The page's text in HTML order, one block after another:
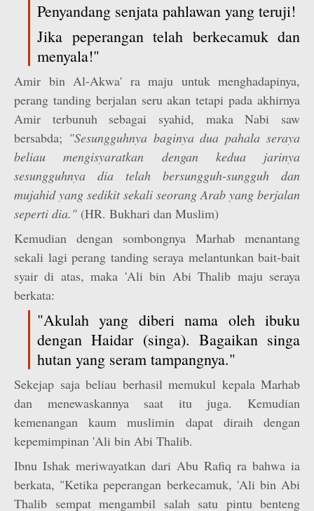
Penyandang senjata pahlawan yang teruji!
Jika peperangan telah berkecamuk dan
menyala!"
Amir bin Al-Akwa' ra maju untuk menghadapinya,
perang tanding berjalan seru akan tetapi pada akhirnya
Amir terbunuh sebagai syahid, maka Nabi saw
bersabda; "Sesungguhnya baginya dua pahala seraya
beliau mengisyaratkan dengan kedua jarinya
sesungguhnya dia telah bersungguh-sungguh dan
mujahid yang sedikit sekali seorang Arab yang berjalan
seperti dia." (HR. Bukhari dan Muslim)
Kemudian dengan sombongnya Marhab menantang
sekali lagi perang tanding seraya melantunkan bait-bait
syair di atas, maka 'Ali bin Abi Thalib maju seraya
berkata:
"Akulah yang diberi nama oleh ibuku
dengan Haidar (singa). Bagaikan singa
hutan yang seram tampangnya."
Sekejap saja beliau berhasil memukul kepala Marhab
dan menewaskannya saat itu juga. Kemudian
kemenangan kaum muslimin dapat diraih dengan
kepemimpinan 'Ali bin Abi Thalib.
Ibnu Ishak meriwayatkan dari Abu Rafiq ra bahwa ia
berkata, "Ketika peperangan berkecamuk, 'Ali bin Abi
Thalib sempat mengambil salah satu pintu benteng